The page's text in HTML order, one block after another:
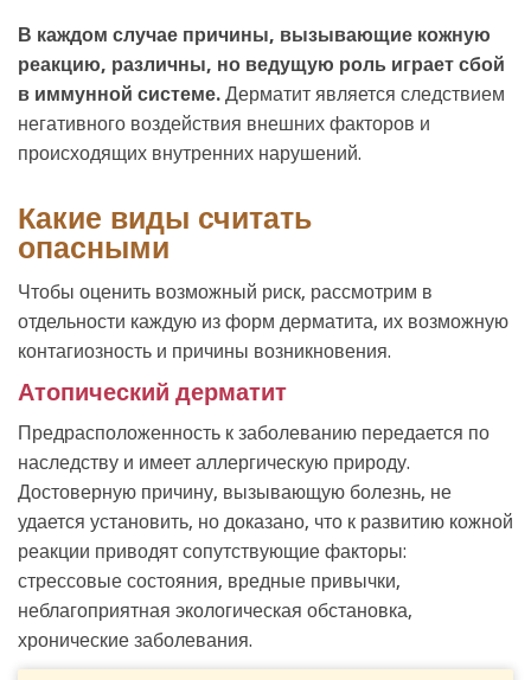
В каждом случае причины, вызывающие кожную
реакцию, различны, но ведущую роль играет сбой
в иммунной системе. Дерматит является следствием
негативного воздействия внешних факторов и
происходящих внутренних нарушений.
Какие виды считать
опасными
Чтобы оценить возможный риск, рассмотрим в
отдельности каждую из форм дерматита, их возможную
контагиозность и причины возникновения.
Атопический дерматит
Предрасположенность к заболеванию передается по
наследству и имеет аллергическую природу.
Достоверную причину, вызывающую болезнь, не
удается установить, но доказано, что к развитию кожной
реакции приводят сопутствующие факторы:
стрессовые состояния, вредные привычки,
неблагоприятная экологическая обстановка,
хронические заболевания.